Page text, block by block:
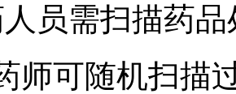
员需扫描药
师可随机扫